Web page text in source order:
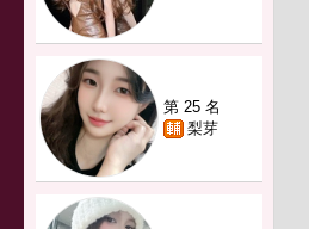
第 25 名
梨芽